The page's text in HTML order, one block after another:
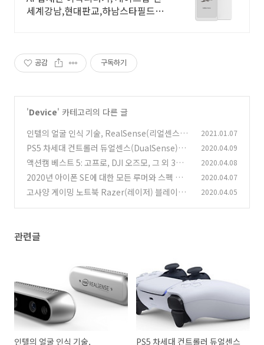
세계강남,현대판교,하남스타필드에
공감 구독하기
'Device' 카테고리의 다른 글
인텔의 얼굴 인식 기술, RealSense(리얼센스)
테크
(0)
2021.01.07
PS5 차세대 컨트롤러 듀얼센스(DualSense)의
성능 미리보기
(0)
2020.04.09
액션캠 베스트 5: 고프로, DJI 오즈모, 그 외 3가
지 (0)
2020.04.08
2020년 아이폰 SE에 대한 모든 루머와 스펙 알아
보기 (0)
2020.04.07
고사양 게이밍 노트북 Razer(레이저) 블레이드
2020.04.05
관련글
인텔의 얼굴 인식 기술,
PS5 차세대 컨트롤러 듀얼센스